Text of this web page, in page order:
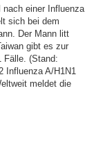
nach einer Influenza
sich bei dem
Der Mann litt
gibt es zur
Fälle. (Stand:
Influenza A/H1N1
meldet die